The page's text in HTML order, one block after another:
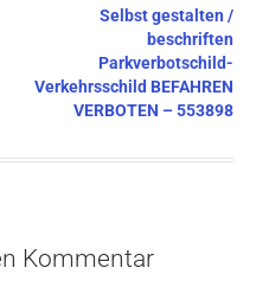
Selbst gestalten /
beschriften
Parkverbotschild-
Verkehrsschild BEFAHREN
VERBOTEN – 553898
Kommentar